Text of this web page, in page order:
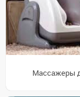
Массажеры